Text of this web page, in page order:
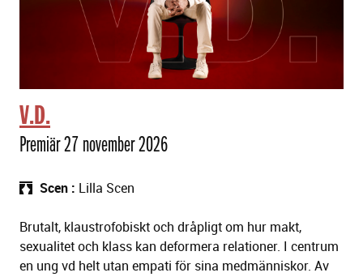
V.D.
Premiär 27 november 2026
Scen Lilla Scen
Brutalt, klaustrofobiskt och dråpligt om hur makt,
sexualitet och klass kan deformera relationer. I centrum
en ung vd helt utan empati för sina medmänniskor. Av